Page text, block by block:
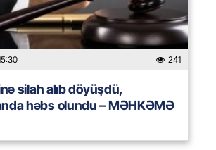
241
silah alıb döyüşdü,
həbs olundu – MƏHKƏMƏ